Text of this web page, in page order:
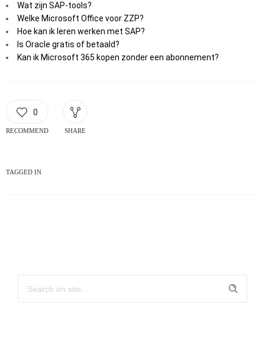
Wat zijn SAP-tools?
Welke Microsoft Office voor ZZP?
Hoe kan ik leren werken met SAP?
Is Oracle gratis of betaald?
Kan ik Microsoft 365 kopen zonder een abonnement?
0
RECOMMEND SHARE
TAGGED IN